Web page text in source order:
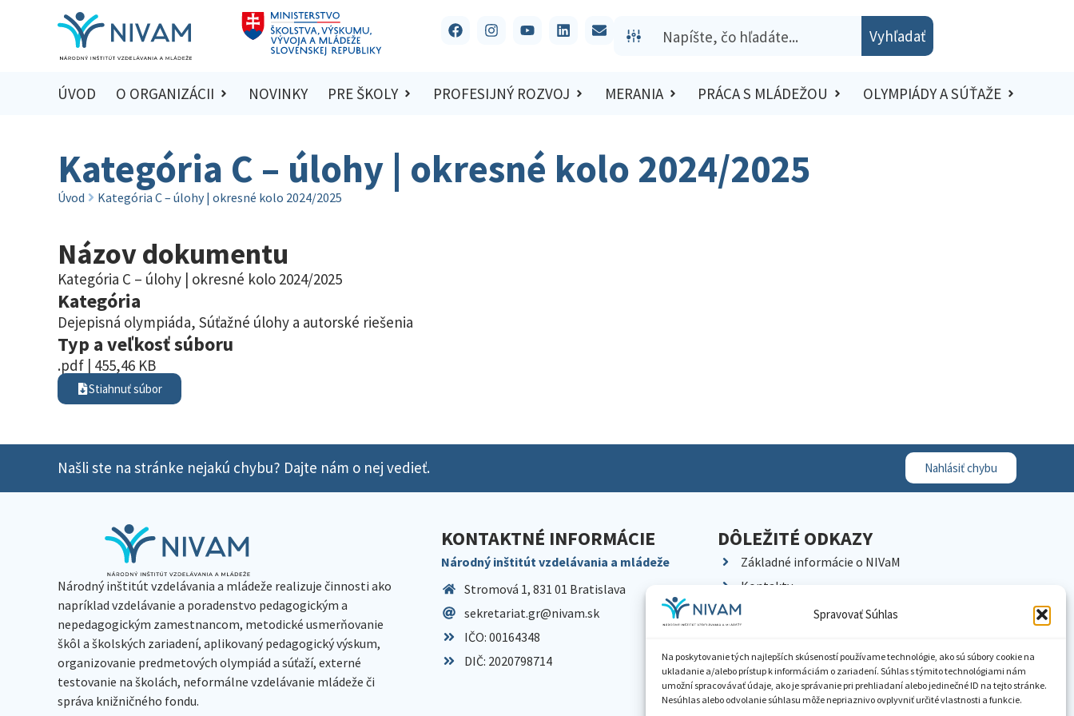
Spravovať Súhlas
Na poskytovanie tých najlepších skúseností používame technológie, ako sú súbory cookie na
ukladanie a/alebo prístup k informáciám o zariadení. Súhlas s týmito technológiami nám
umožní spracovávať údaje, ako je správanie pri prehliadaní alebo jedinečné ID na tejto stránke.
Nesúhlas alebo odvolanie súhlasu môže nepriaznivo ovplyvniť určité vlastnosti a funkcie.
Vyhľadať
ÚVOD O ORGANIZÁCII NOVINKY PRE ŠKOLY PROFESIJNÝ ROZVOJ MERANIA PRÁCA S MLÁDEŽOU OLYMPIÁDY A SÚŤAŽE
Kategória C – úlohy | okresné kolo 2024/2025
Úvod Kategória C – úlohy | okresné kolo 2024/2025
Názov dokumentu
Kategória C – úlohy | okresné kolo 2024/2025
Kategória
Dejepisná olympiáda, Súťažné úlohy a autorské riešenia
Typ a veľkosť súboru
.pdf | 455,46 KB
Stiahnuť súbor
Našli ste na stránke nejakú chybu? Dajte nám o nej vedieť. Nahlásiť chybu
Národný inštitút vzdelávania a mládeže realizuje činnosti ako
napríklad vzdelávanie a poradenstvo pedagogickým a
nepedagogickým zamestnancom, metodické usmerňovanie
škôl a školských zariadení, aplikovaný pedagogický výskum,
organizovanie predmetových olympiád a súťaží, externé
testovanie na školách, neformálne vzdelávanie mládeže či
správa knižničného fondu.
KONTAKTNÉ INFORMÁCIE
Národný inštitút vzdelávania a mládeže
Stromová 1, 831 01 Bratislava
sekretariat.gr@nivam.sk
IČO: 00164348
DIČ: 2020798714
DÔLEŽITÉ ODKAZY
Základné informácie o NIVaM
Kontakty
Kariéra
Pracoviská NIVaM
Dokumenty inštitúcie
Knižnica